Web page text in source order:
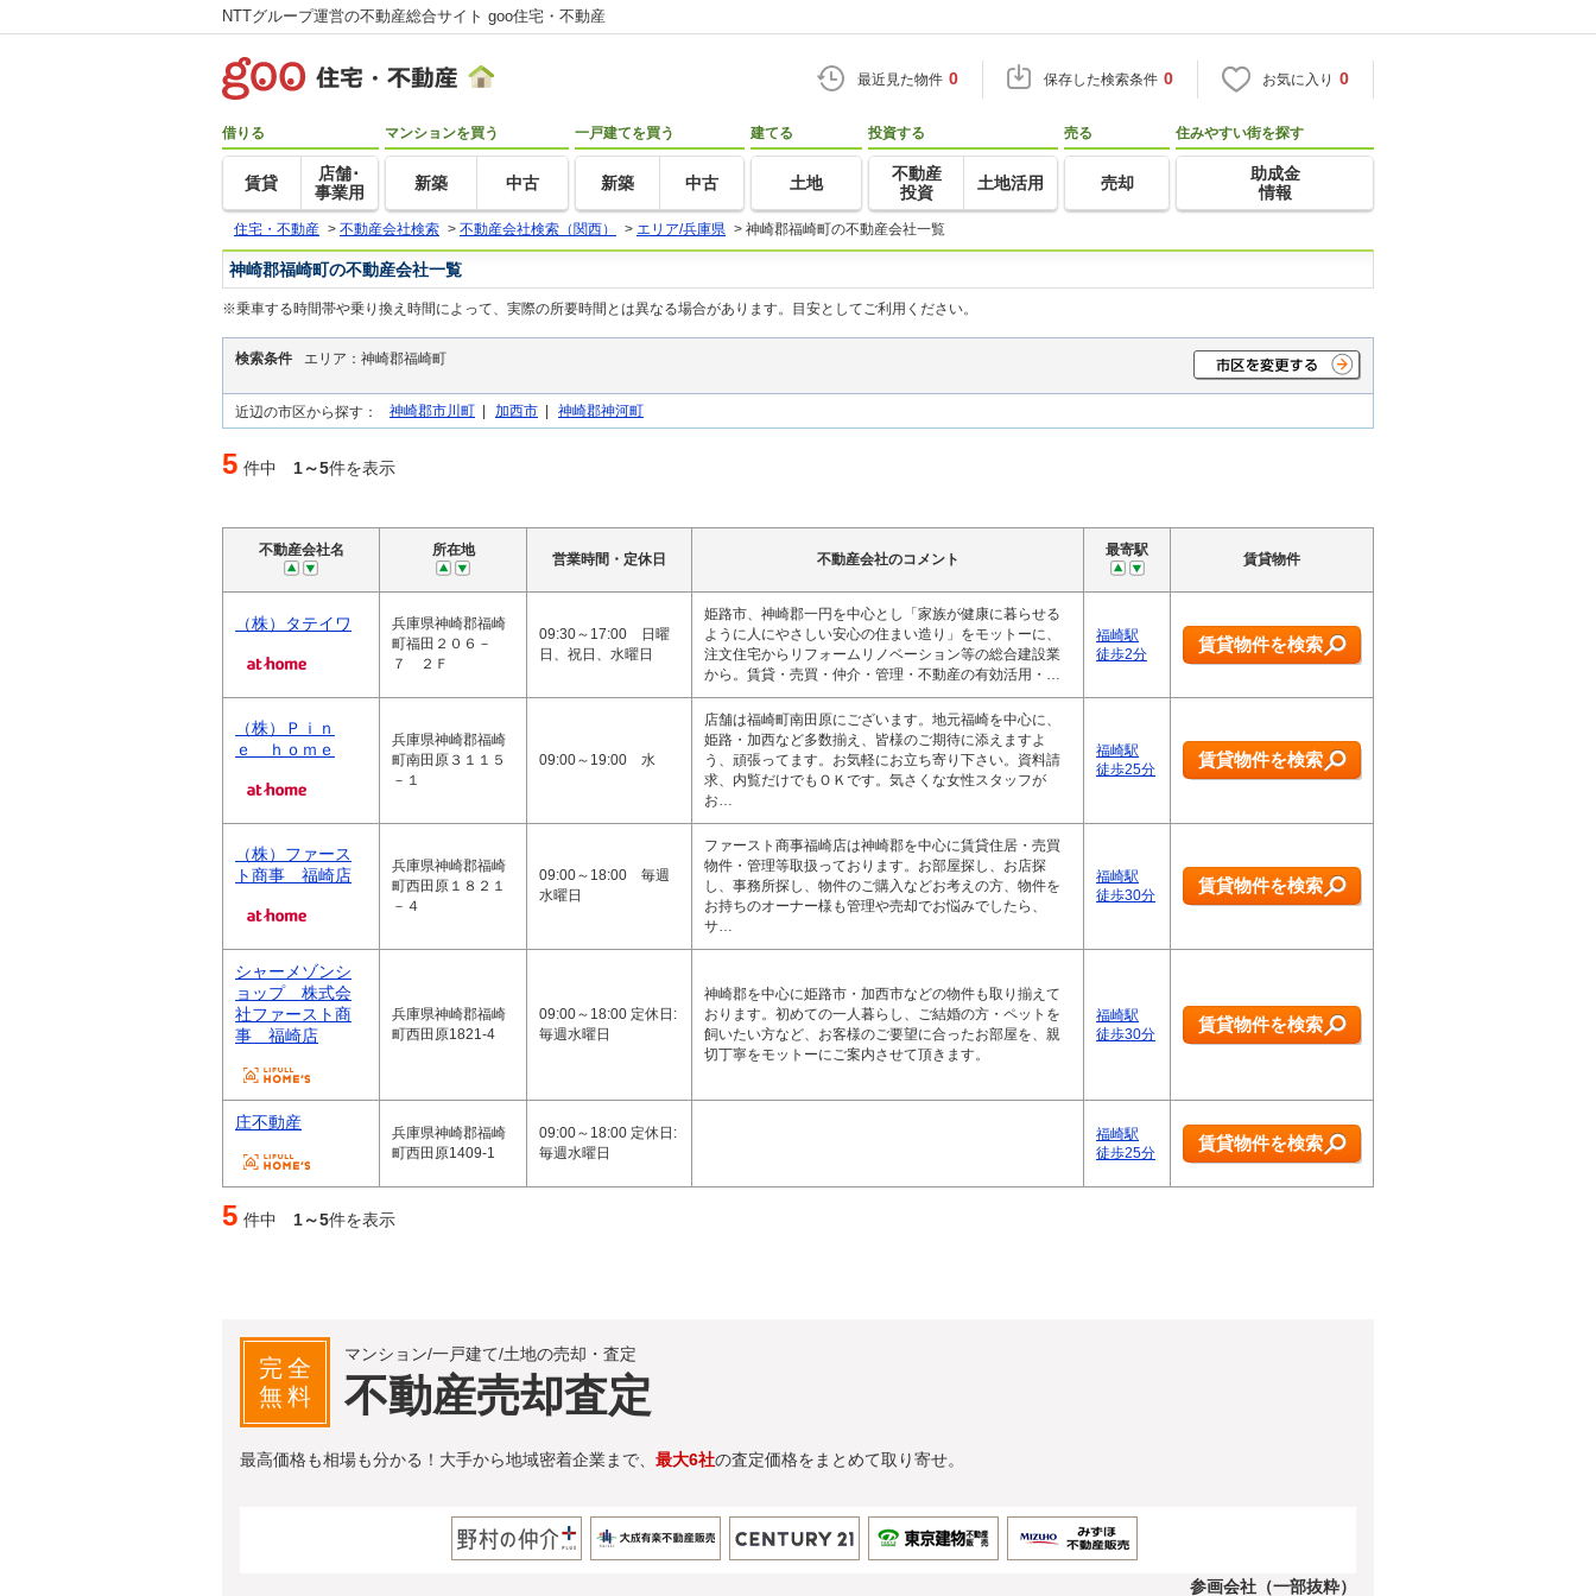
NTTグループ運営の不動産総合サイト goo住宅・不動産
最近見た物件 0 保存した検索条件 0 お気に入り 0
借りる
賃貸
店舗･
事業用
マンションを買う
新築 中古
一戸建てを買う
新築 中古
建てる
土地
投資する
不動産
投資
土地活用
売る
売却
住みやすい街を探す
助成金
情報
住宅・不動産 > 不動産会社検索 > 不動産会社検索（関西） > エリア/兵庫県 > 神崎郡福崎町の不動産会社一覧
神崎郡福崎町の不動産会社一覧
※乗車する時間帯や乗り換え時間によって、実際の所要時間とは異なる場合があります。目安としてご利用ください。
検索条件 エリア：神崎郡福崎町
近辺の市区から探す： 神崎郡市川町 | 加西市 | 神崎郡神河町
5 件中 1～5件を表示
不動産会社名 所在地
営業時間・定休日 不動産会社のコメント
最寄駅
賃貸物件
（株）タテイワ
兵庫県神崎郡福崎
町福田２０６－
７ ２Ｆ
09:30～17:00 日曜
日、祝日、水曜日
姫路市、神崎郡一円を中心とし「家族が健康に暮らせる
ように人にやさしい安心の住まい造り」をモットーに、
注文住宅からリフォームリノベーション等の総合建設業
から。賃貸・売買・仲介・管理・不動産の有効活用・…
福崎駅
徒歩2分
賃貸物件を検索
（株）Ｐｉｎ
ｅ ｈｏｍｅ
兵庫県神崎郡福崎
町南田原３１１５
－１
09:00～19:00 水
店舗は福崎町南田原にございます。地元福崎を中心に、
姫路・加西など多数揃え、皆様のご期待に添えますよ
う、頑張ってます。お気軽にお立ち寄り下さい。資料請
求、内覧だけでもＯＫです。気さくな女性スタッフが
お…
福崎駅
徒歩25分
賃貸物件を検索
（株）ファース
ト商事 福崎店
兵庫県神崎郡福崎
町西田原１８２１
－４
09:00～18:00 毎週
水曜日
ファースト商事福崎店は神崎郡を中心に賃貸住居・売買
物件・管理等取扱っております。お部屋探し、お店探
し、事務所探し、物件のご購入などお考えの方、物件を
お持ちのオーナー様も管理や売却でお悩みでしたら、
サ…
福崎駅
徒歩30分
賃貸物件を検索
シャーメゾンシ
ョップ 株式会
社ファースト商
事 福崎店
兵庫県神崎郡福崎
町西田原1821-4
09:00～18:00 定休日:
毎週水曜日
神崎郡を中心に姫路市・加西市などの物件も取り揃えて
おります。初めての一人暮らし、ご結婚の方・ペットを
飼いたい方など、お客様のご要望に合ったお部屋を、親
切丁寧をモットーにご案内させて頂きます。
福崎駅
徒歩30分
賃貸物件を検索
庄不動産
兵庫県神崎郡福崎
町西田原1409-1
09:00～18:00 定休日:
毎週水曜日
福崎駅
徒歩25分
賃貸物件を検索
5 件中 1～5件を表示
完全
無料
マンション/一戸建て/土地の売却・査定
不動産売却査定
最高価格も相場も分かる！大手から地域密着企業まで、 最大6社の査定価格をまとめて取り寄せ。
参画会社（一部抜粋）